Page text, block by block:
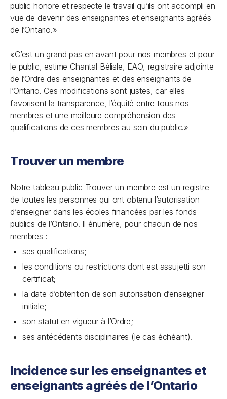
public honore et respecte le travail qu’ils ont accompli en
vue de devenir des enseignantes et enseignants agréés
de l’Ontario.»
«C’est un grand pas en avant pour nos membres et pour
le public, estime Chantal Bélisle, EAO, registraire adjointe
de l’Ordre des enseignantes et des enseignants de
l’Ontario. Ces modifications sont justes, car elles
favorisent la transparence, l’équité entre tous nos
membres et une meilleure compréhension des
qualifications de ces membres au sein du public.»
Trouver un membre
Notre tableau public Trouver un membre est un registre
de toutes les personnes qui ont obtenu l’autorisation
d’enseigner dans les écoles financées par les fonds
publics de l’Ontario. Il énumère, pour chacun de nos
membres :
ses qualifications;
les conditions ou restrictions dont est assujetti son
certificat;
la date d’obtention de son autorisation d’enseigner
initiale;
son statut en vigueur à l’Ordre;
ses antécédents disciplinaires (le cas échéant).
Incidence sur les enseignantes et
enseignants agréés de l’Ontario